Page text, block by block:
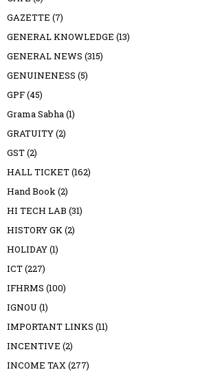
GAZETTE (7)
GENERAL KNOWLEDGE (13)
GENERAL NEWS (315)
GENUINENESS (5)
GPF(45)
Grama Sabha (1)
GRATUITY(2)
GST(2)
HALL TICKET(162)
Hand Book (2)
HI TECH LAB (31)
HISTORY GK (2)
HOLIDAY(1)
ICT(227)
IFHRMS (100)
IGNOU (1)
IMPORTANT LINKS (11)
INCENTIVE (2)
INCOME TAX (277)